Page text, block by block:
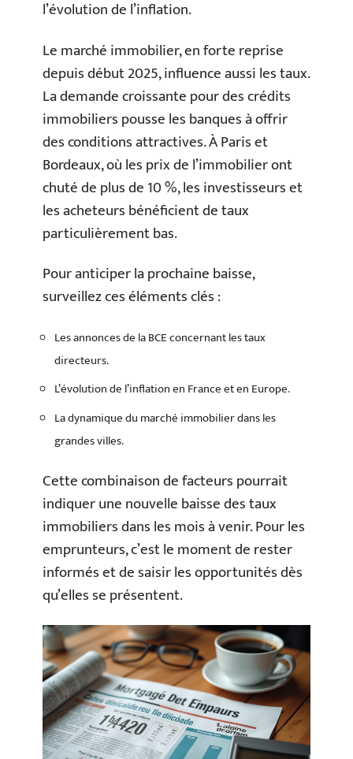
l’évolution de l’inflation.
Le marché immobilier, en forte reprise
depuis début 2025, influence aussi les taux.
La demande croissante pour des crédits
immobiliers pousse les banques à offrir
des conditions attractives. À Paris et
Bordeaux, où les prix de l’immobilier ont
chuté de plus de 10 %, les investisseurs et
les acheteurs bénéficient de taux
particulièrement bas.
Pour anticiper la prochaine baisse,
surveillez ces éléments clés :
Les annonces de la BCE concernant les taux
directeurs.
L’évolution de l’inflation en France et en Europe.
La dynamique du marché immobilier dans les
grandes villes.
Cette combinaison de facteurs pourrait
indiquer une nouvelle baisse des taux
immobiliers dans les mois à venir. Pour les
emprunteurs, c’est le moment de rester
informés et de saisir les opportunités dès
qu’elles se présentent.